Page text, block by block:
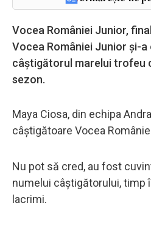
Vocea României Junior,
Vocea României Junior și-a
câștigătorul marelui trofeu
sezon.
Maya Ciosa, din echipa
câștigătoare Vocea
Nu pot să cred, au fost
numelui câștigătorului, timp
lacrimi.